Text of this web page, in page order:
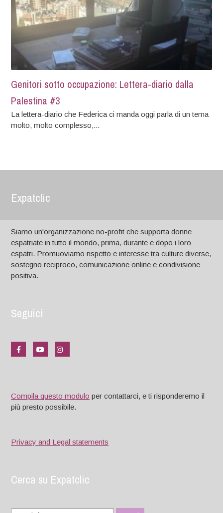
Genitori sotto occupazione: Lettera-diario dalla
Palestina #3
La lettera-diario che Federica ci manda oggi parla di un tema
molto, molto complesso,...
Expatclic
Siamo un'organizzazione no-profit che supporta donne
espatriate in tutto il mondo, prima, durante e dopo i loro
espatri. Promuoviamo rispetto e interesse tra culture diverse,
sostegno reciproco, comunicazione online e condivisione
positiva.
Seguici
Compila questo modulo per contattarci, e ti risponderemo il
più presto possibile.
Privacy and Legal statements
Cerca su Expatclic